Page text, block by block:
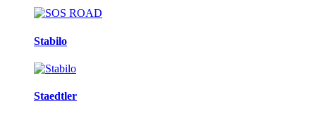
Stabilo
Staedtler